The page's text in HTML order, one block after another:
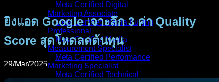
Meta Certified Digital
Marketing Associate
Meta Certified Media Buying
Professional
Meta Certified Media
Measurement Specialist
Meta Certified Performance
Marketing Specialist
Meta Certified Technical
ยิงแอด Google เจาะลึก 3 ค่า Quality
Score สุดโหดลดต้นทุน
29/Mar/2026